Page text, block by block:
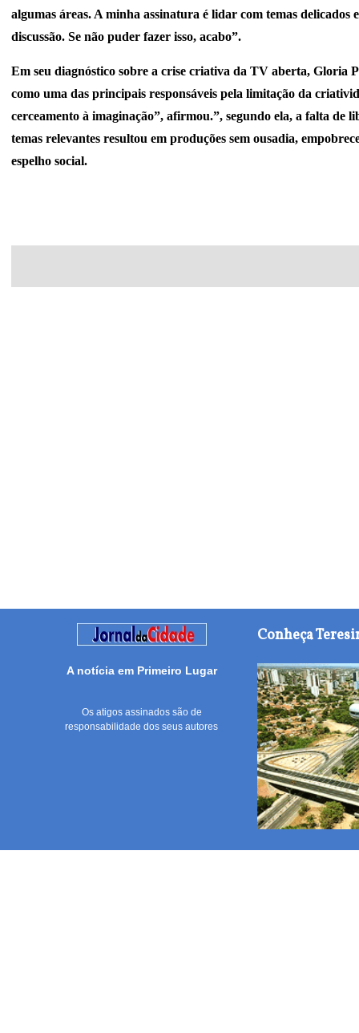
algumas áreas. A minha assinatura é lidar com temas delicados
discussão. Se não puder fazer isso, acabo”.
Em seu diagnóstico sobre a crise criativa da TV aberta, Gloria
como uma das principais responsáveis pela limitação da
cerceamento à imaginação”, afirmou.”, segundo ela, a falta de
temas relevantes resultou em produções sem ousadia,
espelho social.
A notícia em Primeiro Lugar
Os atigos assinados são de
responsabilidade dos seus autores
Conheça